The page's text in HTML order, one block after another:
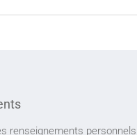
renseignements personnels